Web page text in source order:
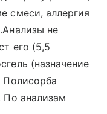
смеси, аллергия
не
его (5,5
(назначение
Полисорба
По анализам